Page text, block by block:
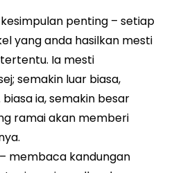
penting – setiap
yang anda hasilkan mesti
Ia mesti
semakin luar biasa,
ia, semakin besar
ramai akan memberi
membaca kandungan